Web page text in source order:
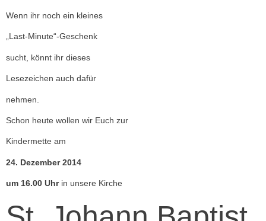
Wenn ihr noch ein kleines
„Last-Minute“-Geschenk
sucht, könnt ihr dieses
Lesezeichen auch dafür
nehmen.
Schon heute wollen wir Euch zur
Kindermette am
24. Dezember 2014
um 16.00 Uhrin unsere Kirche